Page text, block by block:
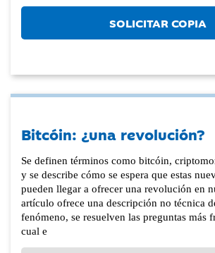
SOLICITAR COPIA
Bitcóin: ¿una revolución?
Se definen términos como bitcóin,
y se describe cómo se espera que estas
pueden llegar a ofrecer una revolución en
artículo ofrece una descripción no técnica
fenómeno, se resuelven las preguntas más
cual e